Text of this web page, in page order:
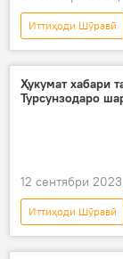
Иттиҳоди Шӯравӣ
СММ
Ҳукумат хабари
Турсунзодаро
12 сентябри
Иттиҳоди Шӯравӣ
Иҷтимоъ